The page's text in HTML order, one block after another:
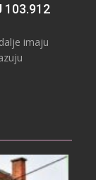
103.912
imaju